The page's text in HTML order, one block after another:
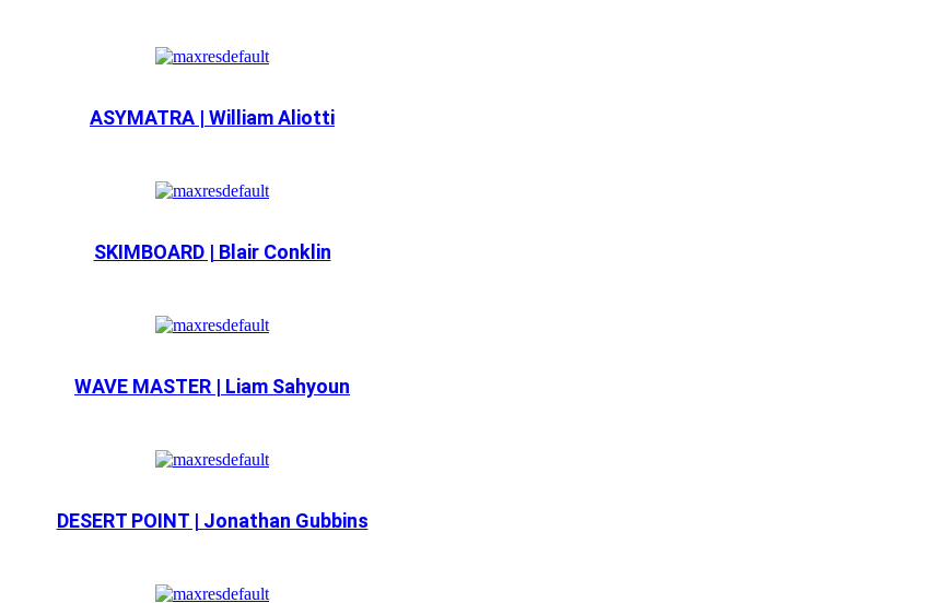
ASYMATRA | William Aliotti
SKIMBOARD | Blair Conklin
WAVE MASTER | Liam Sahyoun
DESERT POINT | Jonathan Gubbins